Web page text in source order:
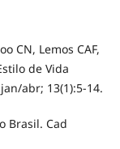
CN, Lemos CAF,
de Vida
abr; 13(1):5-14.
Brasil. Cad